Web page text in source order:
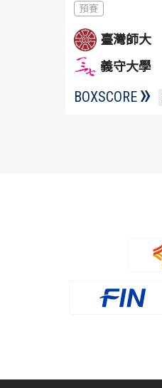
臺灣師大
義守大學
BOXSCORE